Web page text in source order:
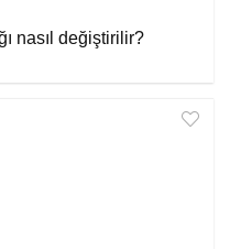
nasıl değiştirilir?